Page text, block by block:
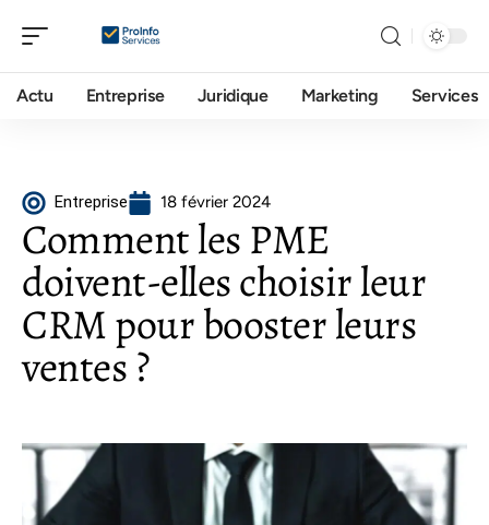
Actu Entreprise Juridique Marketing Services
Entreprise 18 février 2024
Comment les PME
doivent-elles choisir leur
CRM pour booster leurs
ventes ?